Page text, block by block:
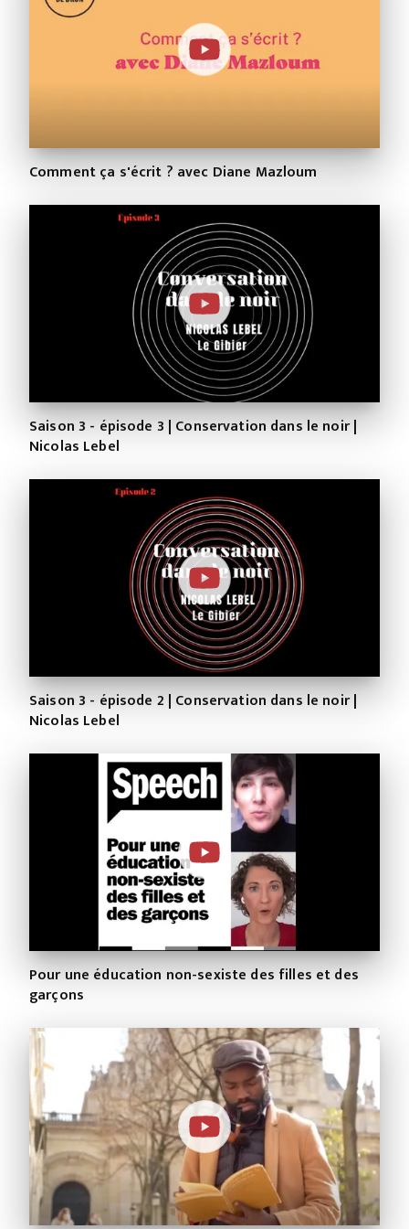
Comment ça s'écrit ? avec Diane Mazloum
Saison 3 - épisode 3 | Conservation dans le noir |
Nicolas Lebel
Saison 3 - épisode 2 | Conservation dans le noir |
Nicolas Lebel
Pour une éducation non-sexiste des filles et des
garçons